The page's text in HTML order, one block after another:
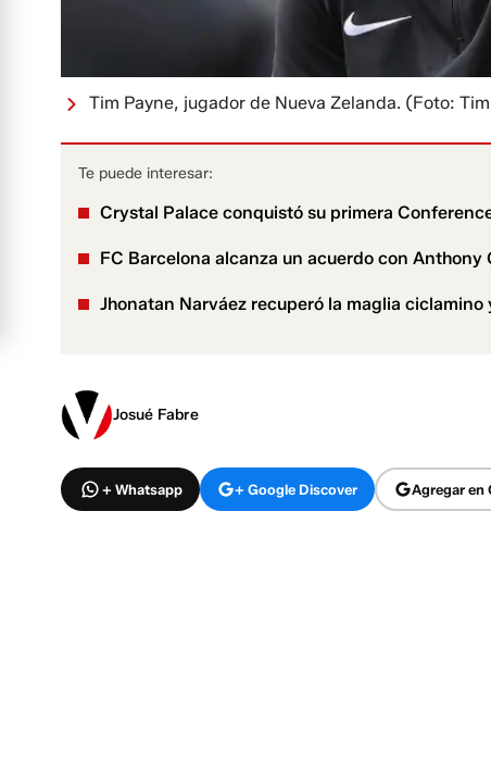
Tim Payne, jugador de Nueva Zelanda. (Foto:
Te puede interesar:
Crystal Palace conquistó su primera
FC Barcelona alcanza un acuerdo con Anthony
Jhonatan Narváez recuperó la maglia
Josué Fabre
+ Whatsapp + Google Discover Agregar en